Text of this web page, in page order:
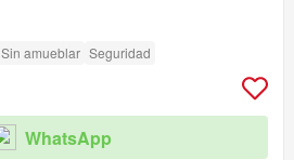
Sin amueblar Seguridad
WhatsApp